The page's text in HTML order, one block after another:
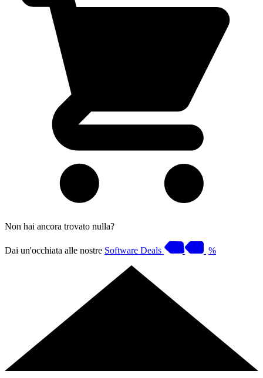
Non hai ancora trovato nulla?
Dai un'occhiata alle nostre Software Deals %